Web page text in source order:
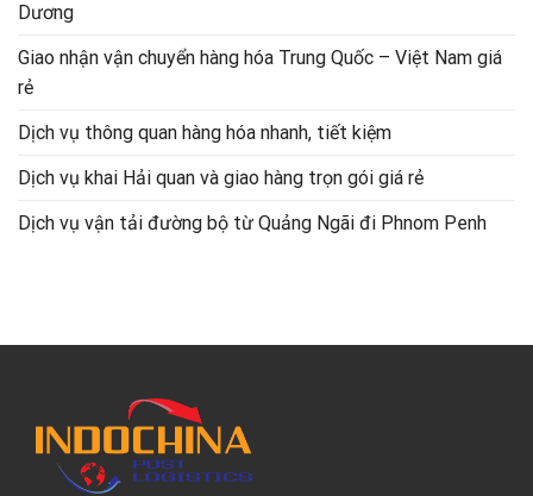
Dương
Giao nhận vận chuyển hàng hóa Trung Quốc – Việt Nam giá
rẻ
Dịch vụ thông quan hàng hóa nhanh, tiết kiệm
Dịch vụ khai Hải quan và giao hàng trọn gói giá rẻ
Dịch vụ vận tải đường bộ từ Quảng Ngãi đi Phnom Penh